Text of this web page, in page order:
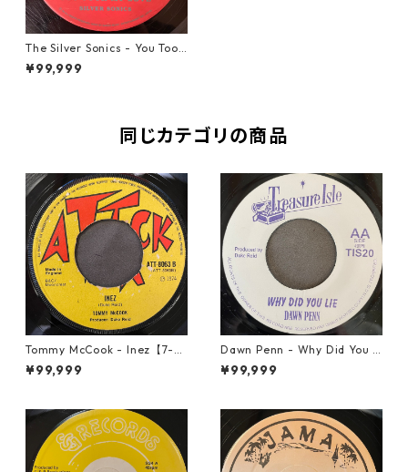
The Silver Sonics - You Took
My Love【7-21910】
¥99,999
同じカテゴリの商品
Tommy McCook - Inez【7-21
840】
¥99,999
Dawn Penn - Why Did You Li
e【7-21938】
¥99,999